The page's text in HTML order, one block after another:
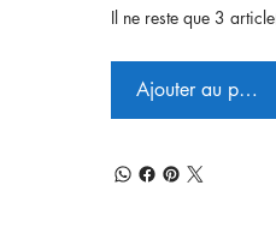
Il ne reste que 3
Ajouter au panier